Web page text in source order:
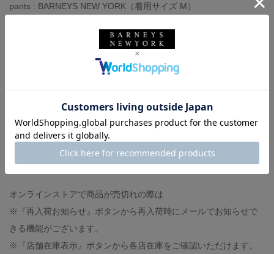
pants : BARNEYS NEW YORK（着用サイズ M）
◼︎身長174センチ、体重60キロ
◼︎撫で肩、肩幅狭め
◼︎イタリアサイズ44-46（モデルにより）
◼︎足の甲は低く、幅狭
◼︎革靴サイズ40,UK6（ジャストサイズです）
◼︎スニーカーサイズ27センチ（大きめに履きます）
オンラインストアで商品が売切れの際は
※『再入荷お知らせ』ボタンから再入荷時にメールでお知らせで
きる機能がございます。
※『店舗在庫表示』ボタンから各店在庫をご確認いただけます。